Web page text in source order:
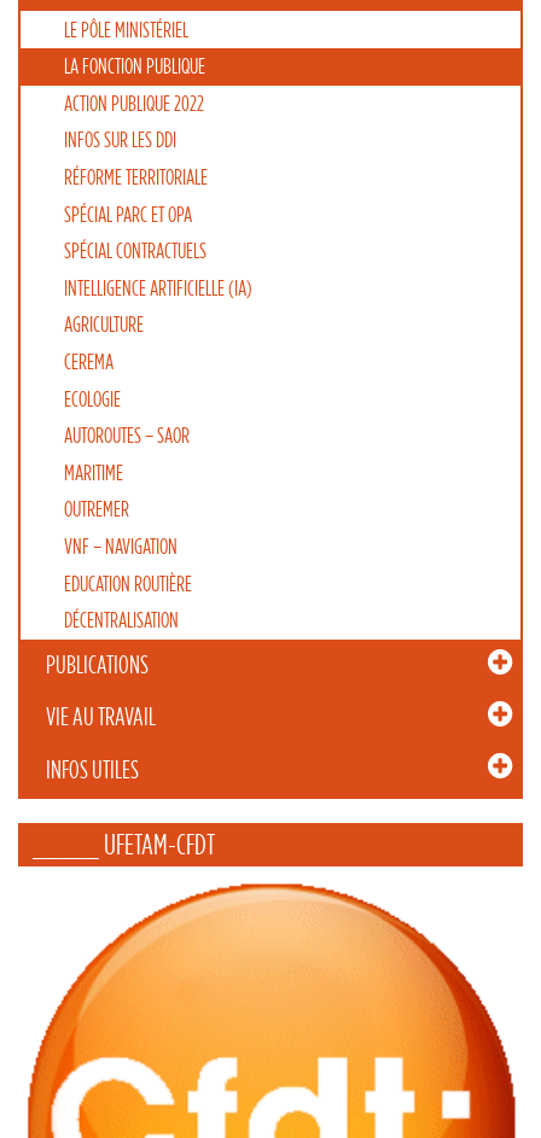
LE PÔLE MINISTÉRIEL
LA FONCTION PUBLIQUE
ACTION PUBLIQUE 2022
INFOS SUR LES DDI
RÉFORME TERRITORIALE
SPÉCIAL PARC ET OPA
SPÉCIAL CONTRACTUELS
INTELLIGENCE ARTIFICIELLE (IA)
AGRICULTURE
CEREMA
ECOLOGIE
AUTOROUTES – SAOR
MARITIME
OUTREMER
VNF – NAVIGATION
EDUCATION ROUTIÈRE
DÉCENTRALISATION
PUBLICATIONS
VIE AU TRAVAIL
INFOS UTILES
_____ UFETAM-CFDT